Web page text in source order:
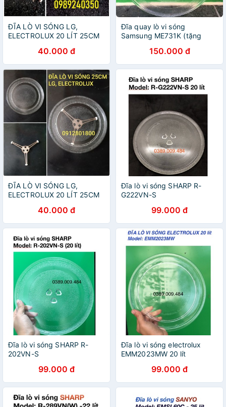
ĐĨA LÒ VI SÓNG LG,
ELECTROLUX 20 LÍT 25CM
40.000 đ
Đĩa quay lò vi sóng
Samsung ME731K (tặng
150.000 đ
ĐĨA LÒ VI SÓNG LG,
ELECTROLUX 20 LÍT 25CM
40.000 đ
Đĩa lò vi sóng SHARP R-
G222VN-S
99.000 đ
Đĩa lò vi sóng SHARP R-
202VN-S
99.000 đ
Đĩa lò vi sóng electrolux
EMM2023MW 20 lít
99.000 đ